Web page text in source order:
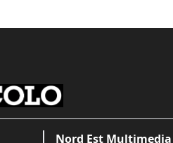
Nord Est Multimedia